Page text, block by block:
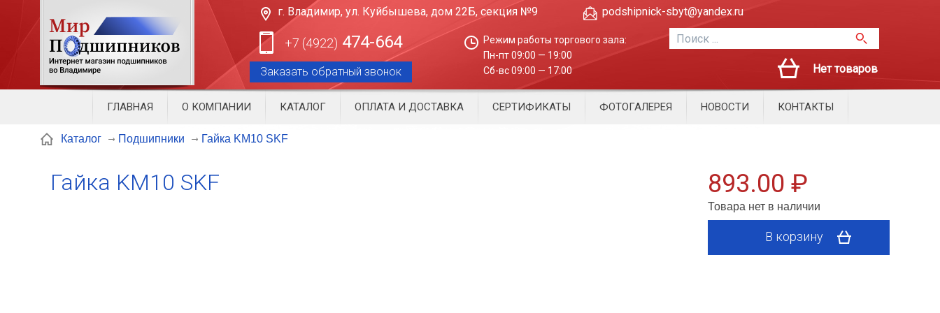
podshipnick-sbyt@yandex.ru
г. Владимир, ул. Куйбышева, дом 22Б, секция №9
+7 (4922) 474-664
Режим работы торгового зала:
Пн-пт 09:00 — 19:00
Сб-вс 09:00 — 17:00
Заказать обратный звонок Нет товаров
ГЛАВНАЯ О КОМПАНИИ КАТАЛОГ ОПЛАТА И ДОСТАВКА СЕРТИФИКАТЫ ФОТОГАЛЕРЕЯ НОВОСТИ КОНТАКТЫ
Каталог Подшипники Гайка KM10 SKF
Гайка KM10 SKF 893.00 ₽
Товара нет в наличии
В корзину